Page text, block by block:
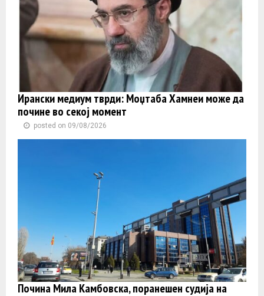
Ирански медиум тврди: Моџтаба Хамнеи може да
почине во секој момент
posted on 09/08/2026
Почина Мила Камбовска, поранешен судија на